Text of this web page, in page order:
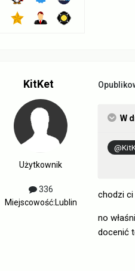
KitKet
Użytkownik
336
Miejscowość:Lublin
W
chodzi
no
docenić